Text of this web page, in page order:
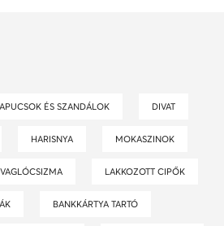
PAPUCSOK ÉS SZANDÁLOK DIVAT
HARISNYA MOKASZINOK
LAKKOZOTT CIPŐK
BANKKÁRTYA TARTÓ